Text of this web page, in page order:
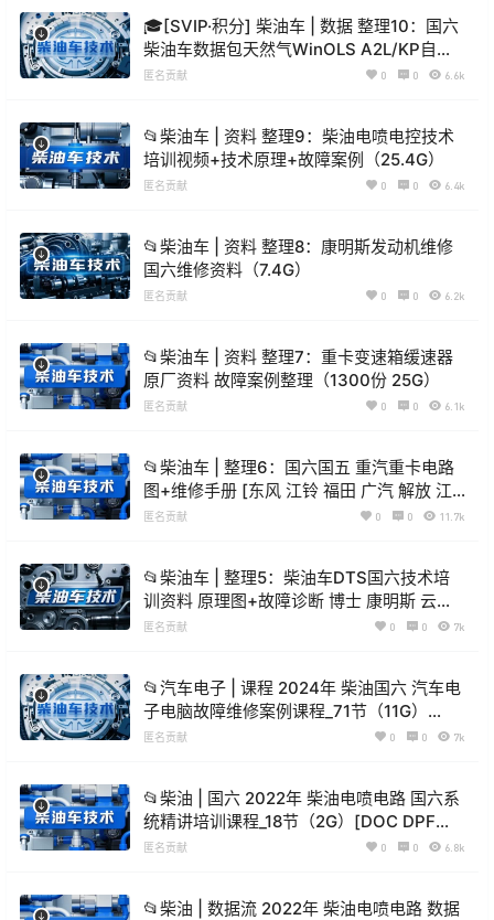
🎓[SVIP·积分] 柴油车 | 数据 整理10：国六
柴油车数据包天然气WinOLS A2L/KP自定
义 DCU优化 精准定义 最强标定（3200份
匿名贡献 0 0 6.6k
📂柴油车 | 资料 整理9：柴油电喷电控技术
培训视频+技术原理+故障案例（25.4G）
匿名贡献 0 0 6.4k
📂柴油车 | 资料 整理8：康明斯发动机维修
国六维修资料（7.4G）
匿名贡献 0 0 6.2k
📂柴油车 | 资料 整理7：重卡变速箱缓速器
原厂资料 故障案例整理（1300份 25G）
匿名贡献 0 0 6.1k
📂柴油车 | 整理6：国六国五 重汽重卡电路
图+维修手册 [东风 江铃 福田 广汽 解放 江
淮 玉柴 潍柴 锡柴]（2G）
匿名贡献 0 0 11.7k
📂柴油车 | 整理5：柴油车DTS国六技术培
训资料 原理图+故障诊断 博士 康明斯 云内
潍柴 玉柴 德龙（400M）
匿名贡献 0 0 7k
📂汽车电子 | 课程 2024年 柴油国六 汽车电
子电脑故障维修案例课程_71节（11G）
[ECU 芯片 传感器 气门 通讯 仪表]
匿名贡献 0 0 7k
📂柴油 | 国六 2022年 柴油电喷电路 国六系
统精讲培训课程_18节（2G）[DOC DPF
SCR ASC EGR VGT PM]
匿名贡献 0 0 6.8k
📂柴油 | 数据流 2022年 柴油电喷电路 数据